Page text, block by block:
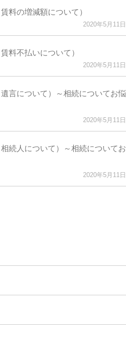
料の増減額について）
2020年5月11日
料不払いについて）
2020年5月11日
言について）～相続についてお悩
2020年5月11日
続人について）～相続についてお
2020年5月11日